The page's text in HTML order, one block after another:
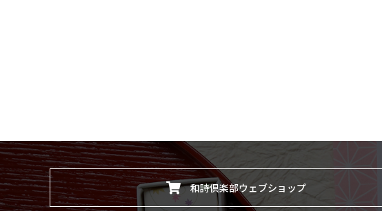
和詩倶楽部ウェブショップ